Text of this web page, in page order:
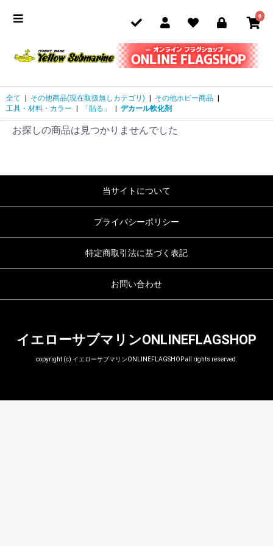
0
全て その他商品(現在取扱無しカテゴリ) その他ホビー商品
工具・材料・カラー
「貼る」 デカール軟化剤
お探しの商品は見つかりませんでした
当サイトについて
プライバシーポリシー
特定商取引法に基づく表記
お問い合わせ
イエローサブマリンONLINEFLAGSHOP
copyright (c) イエローサブマリンONLINEFLAGSHOP all rights reserved.